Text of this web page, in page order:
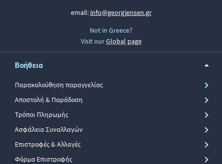
email: info@georgjensen.gr
Not in Greece?
Visit ourGlobal page
Βοήθεια
Παρακολούθηση παραγγελίας
Αποστολή & Παράδοση
Τρόποι Πληρωμής
Ασφάλεια Συναλλαγών
Επιστροφές & Αλλαγές
Φόρμα Επιστροφής